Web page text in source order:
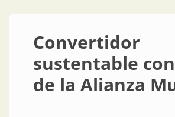
Convertidor
sustentable
de la Alianza